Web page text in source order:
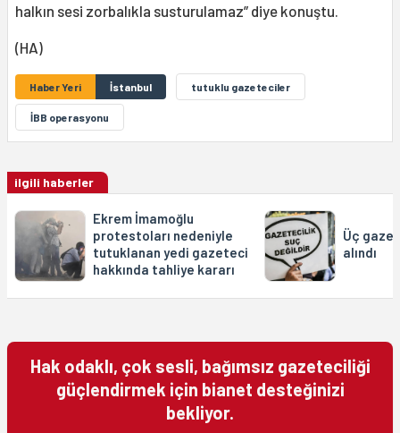
halkın sesi zorbalıkla susturulamaz” diye konuştu.
(HA)
Haber Yeri İstanbul tutuklu gazeteciler
İBB operasyonu
ilgili haberler
Ekrem İmamoğlu
protestoları nedeniyle
tutuklanan yedi gazeteci
hakkında tahliye kararı
Üç
alındı
Hak odaklı, çok sesli, bağımsız gazeteciliği
güçlendirmek için bianet desteğinizi
bekliyor.